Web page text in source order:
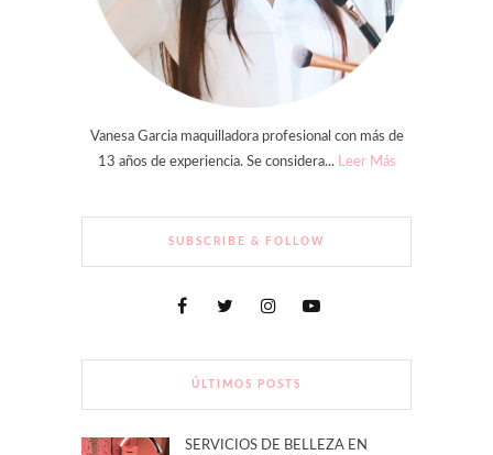
Vanesa Garcia maquilladora profesional con más de
13 años de experiencia. Se considera... Leer Más
SUBSCRIBE & FOLLOW
ÚLTIMOS POSTS
SERVICIOS DE BELLEZA EN